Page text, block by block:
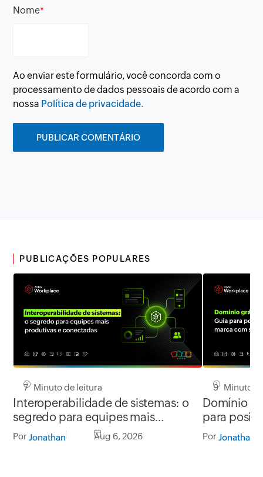
Nome*
Ao enviar este formulário, você concorda com o
processamento de dados pessoais de acordo com a
nossa Política de privacidade.
PUBLICAÇÕES POPULARES
7 Minuto de leitura
Interoperabilidade de sistemas: o
segredo para equipes mais
produtivas e conectadas
Por Jonathan Aug 6, 2026
9 Minuto
Domínio
para
segurança
Por Jonathan